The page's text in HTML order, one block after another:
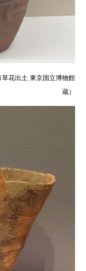
草花出土 東京国立博物館
蔵）